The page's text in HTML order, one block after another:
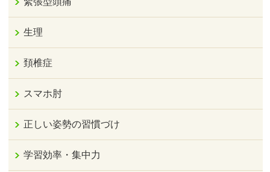
生理
頚椎症
スマホ肘
正しい姿勢の習慣づけ
学習効率・集中力